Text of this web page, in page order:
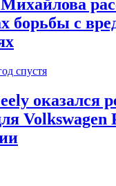
борьбы с
спустя
оказался
Volkswagen